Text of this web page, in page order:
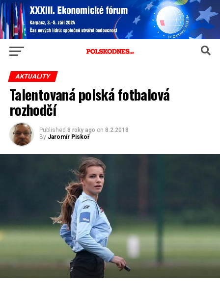
AKTUALITY
Talentovaná polská fotbalová
rozhodčí
Published 8 roky ago on 8.2.2018
By Jaromír Piskoř